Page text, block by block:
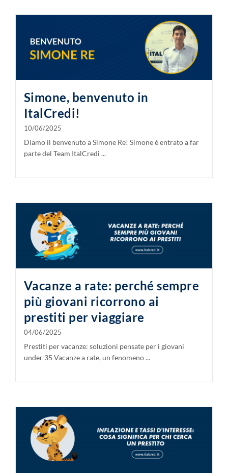
Simone, benvenuto in
ItalCredi!
10/06/2025
Diamo il benvenuto a Simone Re! Simone è entrato a far
parte del Team ItalCredi ...
Vacanze a rate: perché sempre
più giovani ricorrono ai
prestiti per viaggiare
04/06/2025
Prestiti per vacanze: soluzioni pensate per i giovani
under 35 Vacanze a rate, un fenomeno ...